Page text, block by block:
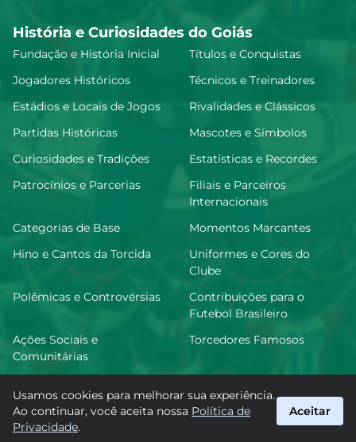
História e Curiosidades do Goiás
Fundação e História Inicial
Títulos e Conquistas
Jogadores Históricos
Técnicos e Treinadores
Estádios e Locais de Jogos
Rivalidades e Clássicos
Partidas Históricas
Mascotes e Símbolos
Curiosidades e Tradições
Estatísticas e Recordes
Patrocínios e Parcerias
Filiais e Parceiros
Internacionais
Categorias de Base
Momentos Marcantes
Hino e Cantos da Torcida
Uniformes e Cores do
Clube
Polêmicas e Controvérsias
Contribuições para o
Futebol Brasileiro
Ações Sociais e
Comunitárias
Torcedores Famosos
FutGoiás
Usamos cookies para melhorar sua experiência.
Ao continuar, você aceita nossa Política de
Privacidade.
Aceitar